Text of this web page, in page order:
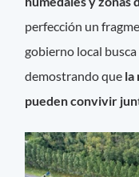
perfección un
gobierno local
demostrando que la
pueden convivir